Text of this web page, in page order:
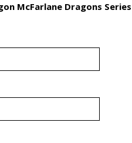
McFarlane Dragons